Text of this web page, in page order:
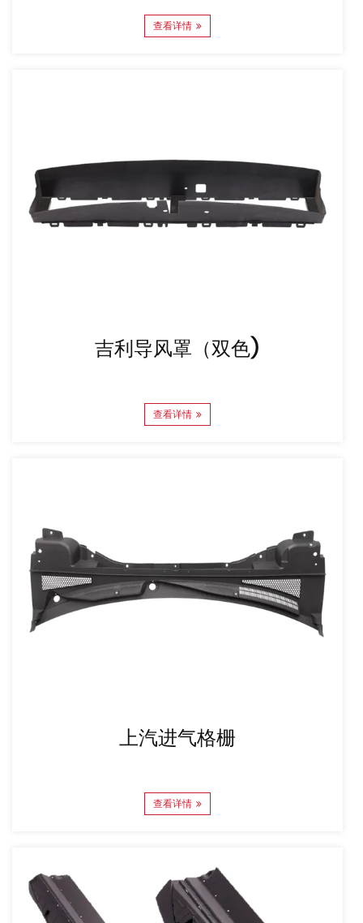
查看详情
吉利导风罩（双色)
查看详情
上汽进气格栅
查看详情